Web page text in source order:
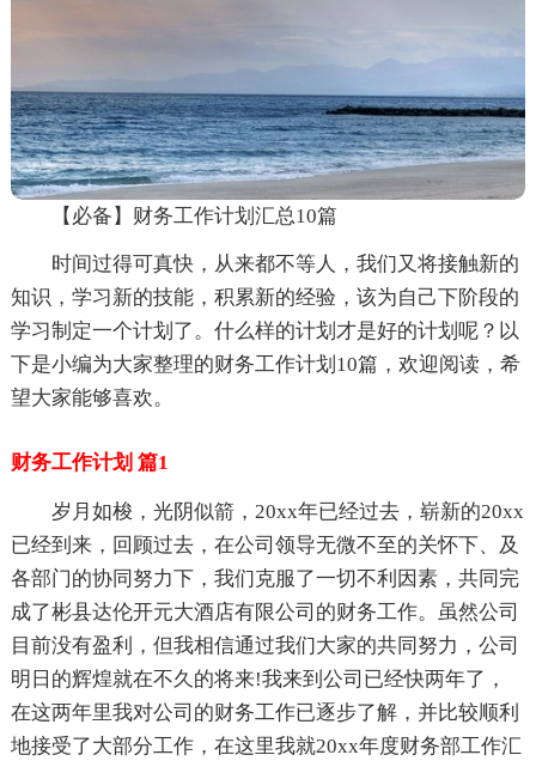
【必备】财务工作计划汇总10篇
时间过得可真快，从来都不等人，我们又将接触新的
知识，学习新的技能，积累新的经验，该为自己下阶段的
学习制定一个计划了。什么样的计划才是好的计划呢？以
下是小编为大家整理的财务工作计划10篇，欢迎阅读，希
望大家能够喜欢。
财务工作计划 篇1
岁月如梭，光阴似箭，20xx年已经过去，崭新的20xx
已经到来，回顾过去，在公司领导无微不至的关怀下、及
各部门的协同努力下，我们克服了一切不利因素，共同完
成了彬县达伦开元大酒店有限公司的财务工作。虽然公司
目前没有盈利，但我相信通过我们大家的共同努力，公司
明日的辉煌就在不久的将来!我来到公司已经快两年了，
在这两年里我对公司的财务工作已逐步了解，并比较顺利
地接受了大部分工作，在这里我就20xx年度财务部工作汇